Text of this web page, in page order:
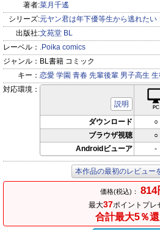
著者:菜月千遙
シリーズ:元ヤン君は年下優等生から逃れたい
出版社:文苑堂 BL
レーベル： .Poika comics
ジャンル： BL書籍 コミック
キー： 恋愛 学園 青春 先輩後輩 男子高生
対応環境：
説明
ダウンロード ○
ブラウザ視聴
○
Androidビューア
-
本作品の最初のレビュー
価格(税込)： 814
最大37ポイントプレ
合計最大5％